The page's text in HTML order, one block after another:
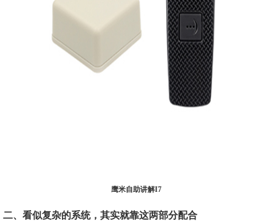
鹰米自助讲解I7
二、看似复杂的系统，其实就靠这两部分配合